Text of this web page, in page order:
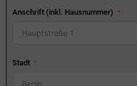
Anschrift (inkl. Hausnummer)
Stadt